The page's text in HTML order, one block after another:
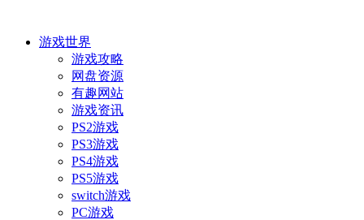
游戏世界
游戏攻略
网盘资源
有趣网站
游戏资讯
PS2游戏
PS3游戏
PS4游戏
PS5游戏
switch游戏
PC游戏